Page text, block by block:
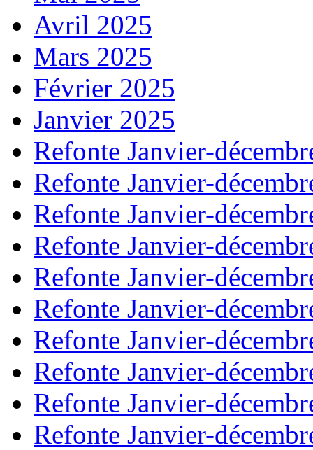
Avril 2025
Mars 2025
Février 2025
Janvier 2025
Refonte Janvier-
Refonte Janvier-
Refonte Janvier-
Refonte Janvier-
Refonte Janvier-
Refonte Janvier-
Refonte Janvier-
Refonte Janvier-
Refonte Janvier-
Refonte Janvier-